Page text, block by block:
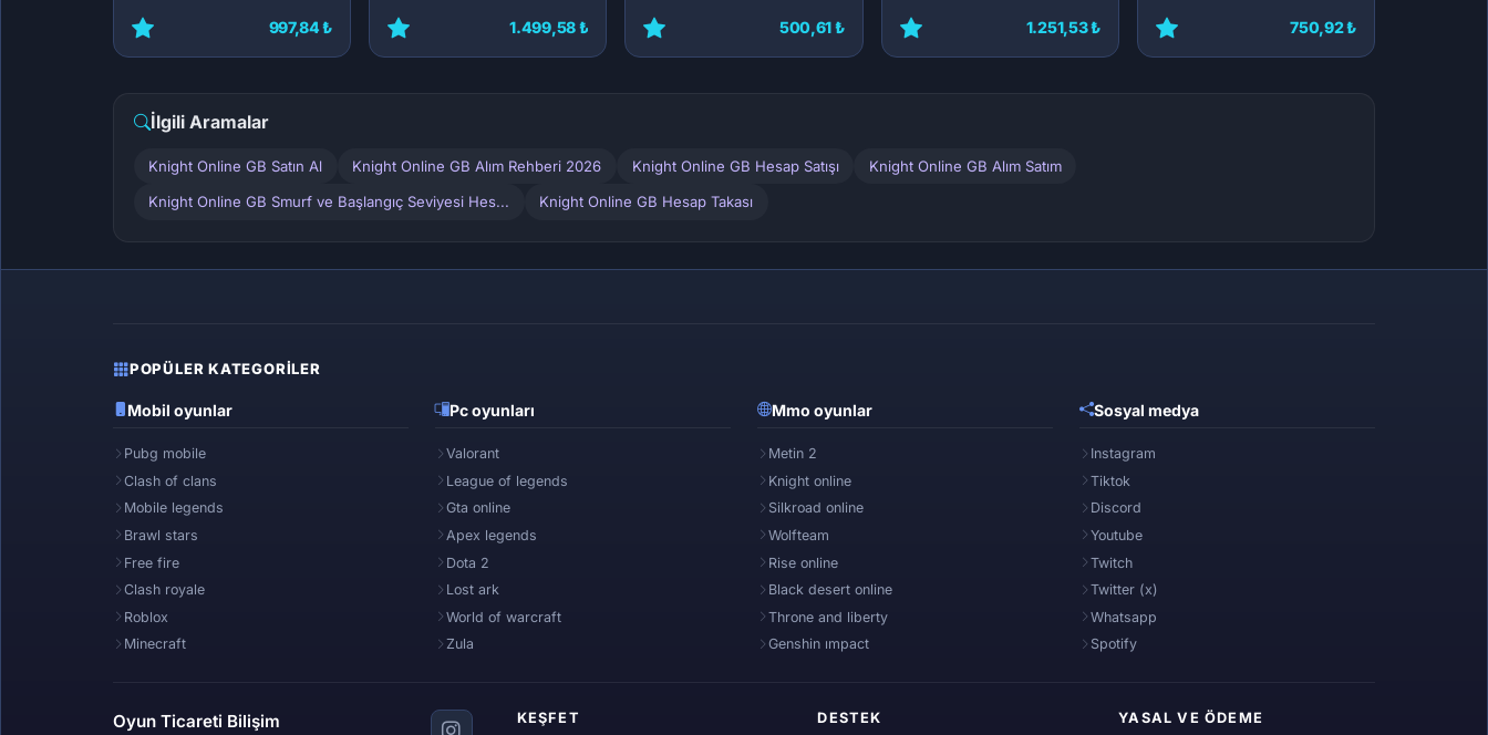
997,84 ₺ 1.499,58 ₺ 500,61 ₺ 1.251,53 ₺ 750,92 ₺
İlgili Aramalar
Knight Online GB Satın Al Knight Online GB Alım Rehberi 2026 Knight Online GB Hesap Satışı Knight Online GB Alım Satım
Knight Online GB Smurf ve Başlangıç Seviyesi Hes... Knight Online GB Hesap Takası
POPÜLER KATEGORILER
Mobil oyunlar
Pubg mobile
Clash of clans
Mobile legends
Brawl stars
Free fire
Clash royale
Roblox
Minecraft
Pc oyunları
Valorant
League of legends
Gta online
Apex legends
Dota 2
Lost ark
World of warcraft
Zula
Mmo oyunlar
Metin 2
Knight online
Silkroad online
Wolfteam
Rise online
Black desert online
Throne and liberty
Genshin ımpact
Sosyal medya
Instagram
Tiktok
Discord
Youtube
Twitch
Twitter (x)
Whatsapp
Spotify
Oyun Ticareti Bilişim KEŞFET DESTEK YASAL VE ÖDEME